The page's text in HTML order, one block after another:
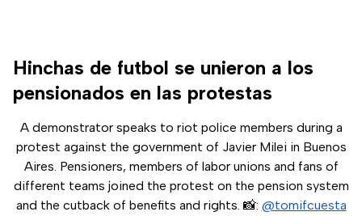
Hinchas de futbol se unieron a los
pensionados en las protestas
A demonstrator speaks to riot police members during a
protest against the government of Javier Milei in Buenos
Aires. Pensioners, members of labor unions and fans of
different teams joined the protest on the pension system
and the cutback of benefits and rights. 📸: @tomifcuesta